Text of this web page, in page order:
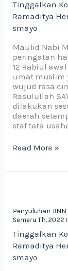
Tinggalkan
Ramaditya
smayo
Maulid Nabi
peringatan
12 Rabiul
umat muslim
wujud rasa
Rasulullah
dilakukan
daerah
staf tata
Read More »
Penyuluhan
Semeru Th.
Tinggalkan
Ramaditya
smayo
Dalam
Rangka
Bina
Kusuma
Semeru